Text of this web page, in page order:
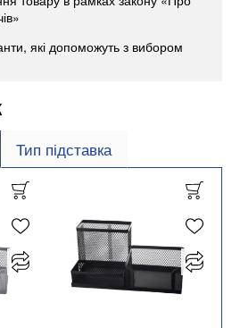
які допоможуть з вибором
Тип підставка